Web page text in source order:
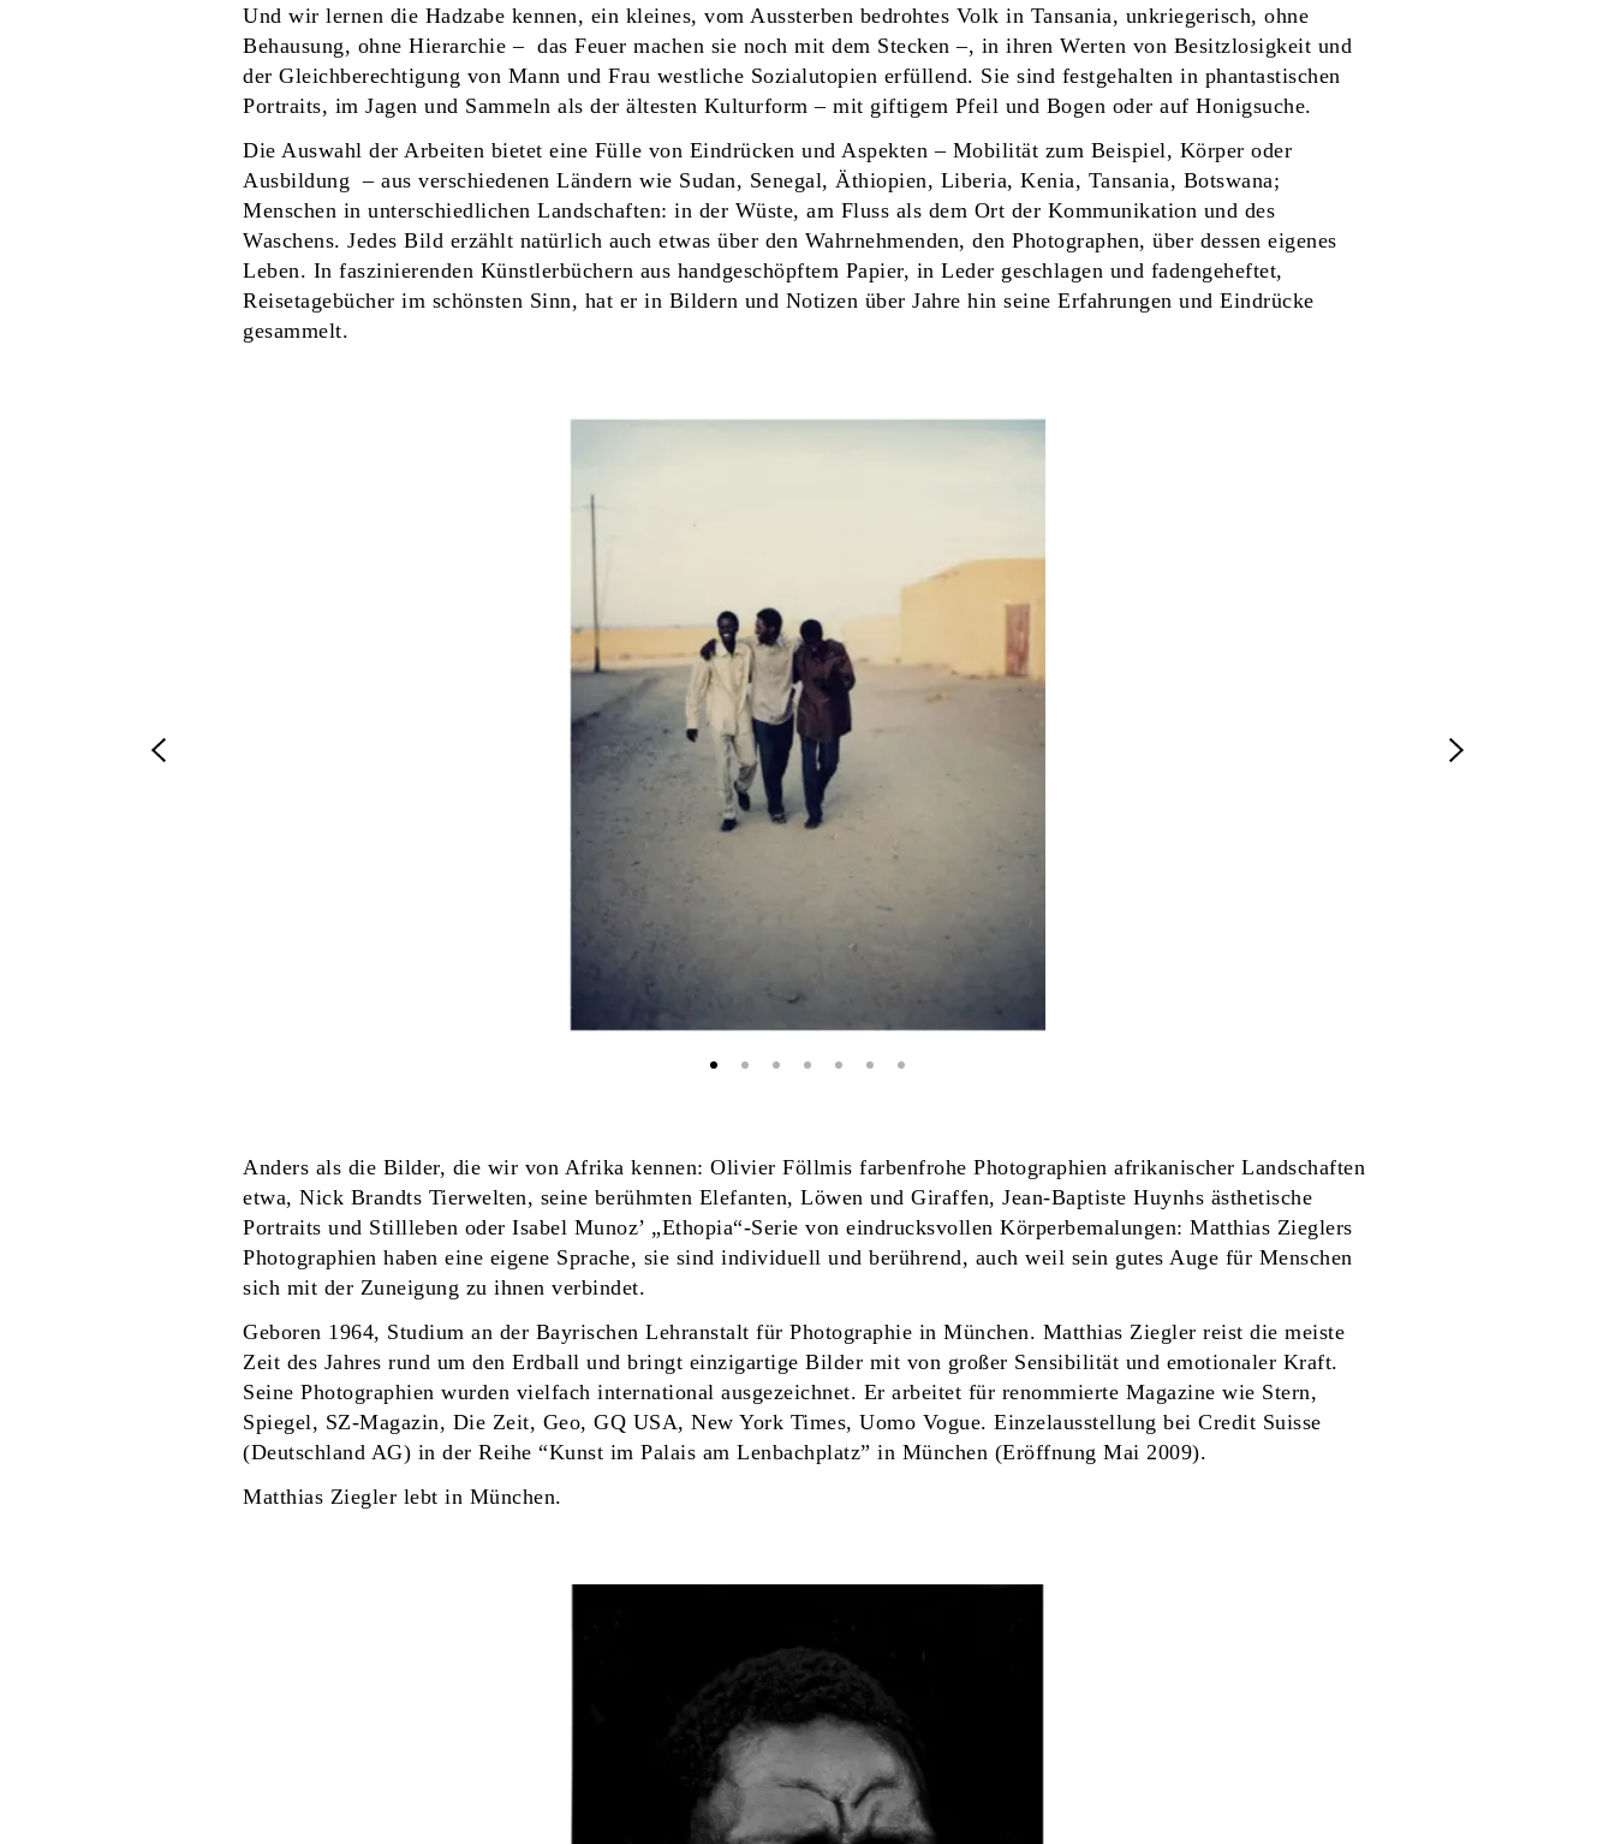
Und wir lernen die Hadzabe kennen, ein kleines, vom Aussterben bedrohtes Volk in Tansania, unkriegerisch, ohne
Behausung, ohne Hierarchie – das Feuer machen sie noch mit dem Stecken –, in ihren Werten von Besitzlosigkeit und
der Gleichberechtigung von Mann und Frau westliche Sozialutopien erfüllend. Sie sind festgehalten in phantastischen
Portraits, im Jagen und Sammeln als der ältesten Kulturform – mit giftigem Pfeil und Bogen oder auf Honigsuche.
Die Auswahl der Arbeiten bietet eine Fülle von Eindrücken und Aspekten – Mobilität zum Beispiel, Körper oder
Ausbildung – aus verschiedenen Ländern wie Sudan, Senegal, Äthiopien, Liberia, Kenia, Tansania, Botswana;
Menschen in unterschiedlichen Landschaften: in der Wüste, am Fluss als dem Ort der Kommunikation und des
Waschens. Jedes Bild erzählt natürlich auch etwas über den Wahrnehmenden, den Photographen, über dessen eigenes
Leben. In faszinierenden Künstlerbüchern aus handgeschöpftem Papier, in Leder geschlagen und fadengeheftet,
Reisetagebücher im schönsten Sinn, hat er in Bildern und Notizen über Jahre hin seine Erfahrungen und Eindrücke
gesammelt.
Anders als die Bilder, die wir von Afrika kennen: Olivier Föllmis farbenfrohe Photographien afrikanischer Landschaften
etwa, Nick Brandts Tierwelten, seine berühmten Elefanten, Löwen und Giraffen, Jean-Baptiste Huynhs ästhetische
Portraits und Stillleben oder Isabel Munoz’ „Ethopia“-Serie von eindrucksvollen Körperbemalungen: Matthias Zieglers
Photographien haben eine eigene Sprache, sie sind individuell und berührend, auch weil sein gutes Auge für Menschen
sich mit der Zuneigung zu ihnen verbindet.
Geboren 1964, Studium an der Bayrischen Lehranstalt für Photographie in München. Matthias Ziegler reist die meiste
Zeit des Jahres rund um den Erdball und bringt einzigartige Bilder mit von großer Sensibilität und emotionaler Kraft.
Seine Photographien wurden vielfach international ausgezeichnet. Er arbeitet für renommierte Magazine wie Stern,
Spiegel, SZ-Magazin, Die Zeit, Geo, GQ USA, New York Times, Uomo Vogue. Einzelausstellung bei Credit Suisse
(Deutschland AG) in der Reihe “Kunst im Palais am Lenbachplatz” in München (Eröffnung Mai 2009).
Matthias Ziegler lebt in München.